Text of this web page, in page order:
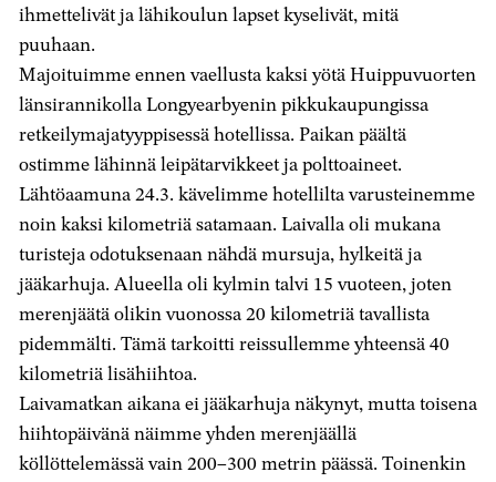
ihmettelivät ja lähikoulun lapset kyselivät, mitä
puuhaan.
Majoituimme ennen vaellusta kaksi yötä Huippuvuorten
länsirannikolla Longyearbyenin pikkukaupungissa
retkeilymajatyyppisessä hotellissa. Paikan päältä
ostimme lähinnä leipätarvikkeet ja polttoaineet.
Lähtöaamuna 24.3. kävelimme hotellilta varusteinemme
noin kaksi kilometriä satamaan. Laivalla oli mukana
turisteja odotuksenaan nähdä mursuja, hylkeitä ja
jääkarhuja. Alueella oli kylmin talvi 15 vuoteen, joten
merenjäätä olikin vuonossa 20 kilometriä tavallista
pidemmälti. Tämä tarkoitti reissullemme yhteensä 40
kilometriä lisähiihtoa.
Laivamatkan aikana ei jääkarhuja näkynyt, mutta toisena
hiihtopäivänä näimme yhden merenjäällä
köllöttelemässä vain 200–300 metrin päässä. Toinenkin